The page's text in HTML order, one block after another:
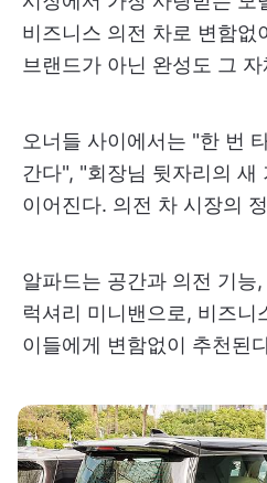
비즈니스 의전 차로 변함없
브랜드가 아닌 완성도 그
오너들 사이에서는 "한 번
간다", "회장님 뒷자리의 새
이어진다. 의전 차 시장의
알파드는 공간과 의전 기능
럭셔리 미니밴으로, 비즈니
이들에게 변함없이 추천된